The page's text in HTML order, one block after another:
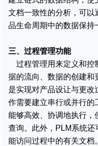
文档一致性的分析，可以
品生命周期中的数据保持
三、过程管理功能
过程管理用来定义和控
据的流向、数据的创建和
是实现对产品设让与更改
作需要建立串行或并行的
能够高效、协调地执行，
查询。此外，PLM系统
能访问过程中的有关文档。